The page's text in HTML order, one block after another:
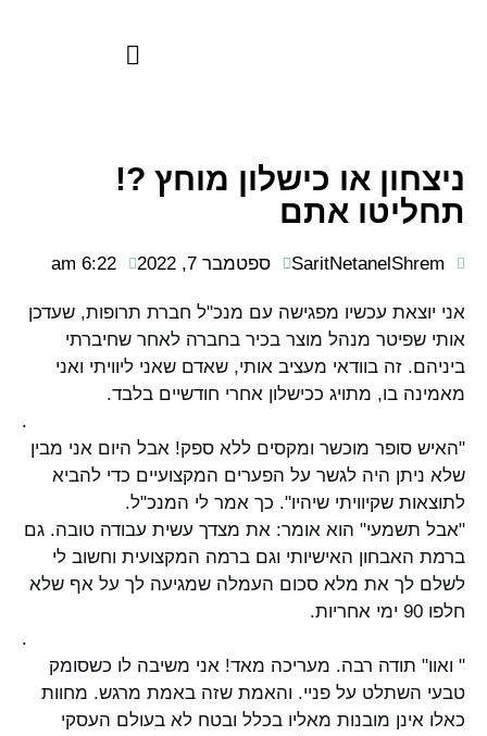
ניצחון או כישלון מוחץ ?!
תחליטו אתם
SaritNetanelShrem ספטמבר 7, 2022 6:22 am
אני יוצאת עכשיו מפגישה עם מנכ"ל חברת תרופות, שעדכן
אותי שפיטר מנהל מוצר בכיר בחברה לאחר שחיברתי
ביניהם. זה בוודאי מעציב אותי, שאדם שאני ליוויתי ואני
מאמינה בו, מתויג ככישלון אחרי חודשיים בלבד.
.
"האיש סופר מוכשר ומקסים ללא ספק! אבל היום אני מבין
שלא ניתן היה לגשר על הפערים המקצועיים כדי להביא
לתוצאות שקיוויתי שיהיו". כך אמר לי המנכ"ל.
"אבל תשמעי" הוא אומר: את מצדך עשית עבודה טובה. גם
ברמת האבחון האישיותי וגם ברמה המקצועית וחשוב לי
לשלם לך את מלא סכום העמלה שמגיעה לך על אף שלא
חלפו 90 ימי אחריות.
.
" ואוו" תודה רבה. מעריכה מאד! אני משיבה לו כשסומק
טבעי השתלט על פניי. והאמת שזה באמת מרגש. מחוות
כאלו אינן מובנות מאליו בכלל ובטח לא בעולם העסקי